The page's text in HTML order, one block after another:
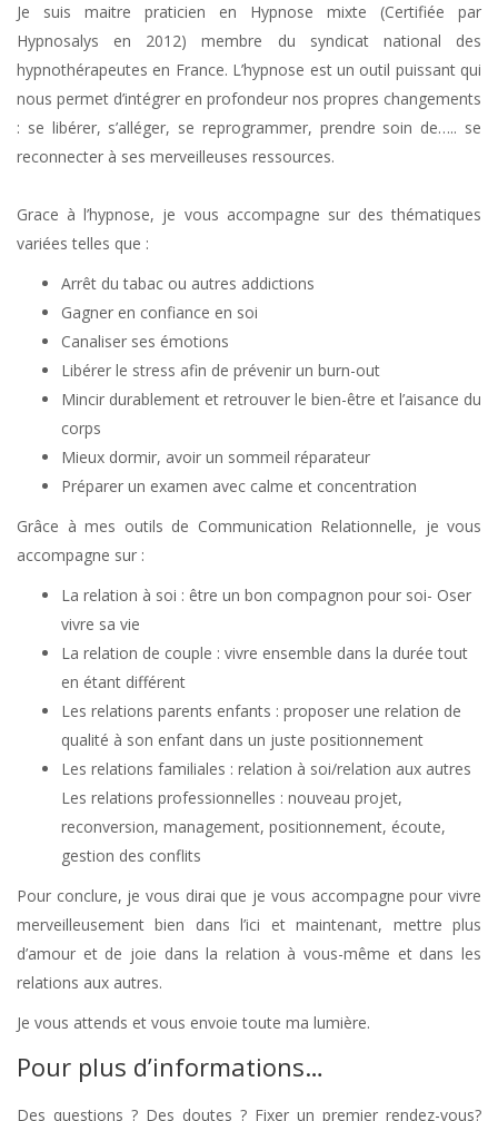
Je suis maitre praticien en Hypnose mixte (Certifiée par
Hypnosalys en 2012) membre du syndicat national des
hypnothérapeutes en France. L’hypnose est un outil puissant qui
nous permet d’intégrer en profondeur nos propres changements
: se libérer, s’alléger, se reprogrammer, prendre soin de….. se
reconnecter à ses merveilleuses ressources.
Grace à l’hypnose, je vous accompagne sur des thématiques
variées telles que :
Arrêt du tabac ou autres addictions
Gagner en confiance en soi
Canaliser ses émotions
Libérer le stress afin de prévenir un burn-out
Mincir durablement et retrouver le bien-être et l’aisance du
corps
Mieux dormir, avoir un sommeil réparateur
Préparer un examen avec calme et concentration
Grâce à mes outils de Communication Relationnelle, je vous
accompagne sur :
La relation à soi : être un bon compagnon pour soi- Oser
vivre sa vie
La relation de couple : vivre ensemble dans la durée tout
en étant différent
Les relations parents enfants : proposer une relation de
qualité à son enfant dans un juste positionnement
Les relations familiales : relation à soi/relation aux autres
Les relations professionnelles : nouveau projet,
reconversion, management, positionnement, écoute,
gestion des conflits
Pour conclure, je vous dirai que je vous accompagne pour vivre
merveilleusement bien dans l’ici et maintenant, mettre plus
d’amour et de joie dans la relation à vous-même et dans les
relations aux autres.
Je vous attends et vous envoie toute ma lumière.
Pour plus d’informations…
Des questions ? Des doutes ? Fixer un premier rendez-vous?